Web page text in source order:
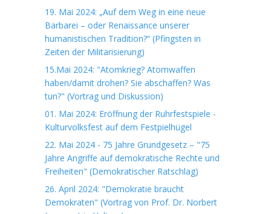
19. Mai 2024: „Auf dem Weg in eine neue
Barbarei – oder Renaissance unserer
humanistischen Tradition?“ (Pfingsten in
Zeiten der Militarisierung)
15.Mai 2024: "Atomkrieg? Atomwaffen
haben/damit drohen? Sie abschaffen? Was
tun?" (Vortrag und Diskussion)
01. Mai 2024: Eröffnung der Ruhrfestspiele -
Kulturvolksfest auf dem Festpielhügel
22. Mai 2024 - 75 Jahre Grundgesetz – "75
Jahre Angriffe auf demokratische Rechte und
Freiheiten" (Demokratischer Ratschlag)
26. April 2024: "Demokratie braucht
Demokraten" (Vortrag von Prof. Dr. Norbert